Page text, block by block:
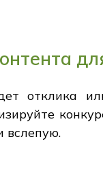
отклика
вслепую.